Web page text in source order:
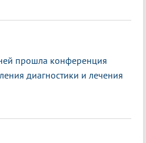
прошла конференция
диагностики и лечения